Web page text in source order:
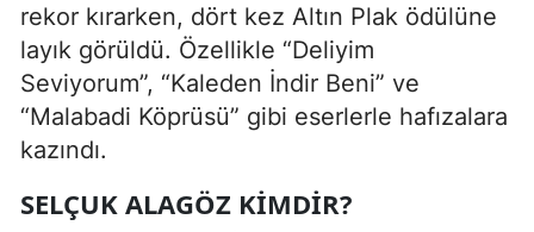
rekor kırarken, dört kez Altın Plak ödülüne
layık görüldü. Özellikle “Deliyim
Seviyorum”, “Kaleden İndir Beni” ve
“Malabadi Köprüsü” gibi eserlerle hafızalara
kazındı.
SELÇUK ALAGÖZ KIMDIR?